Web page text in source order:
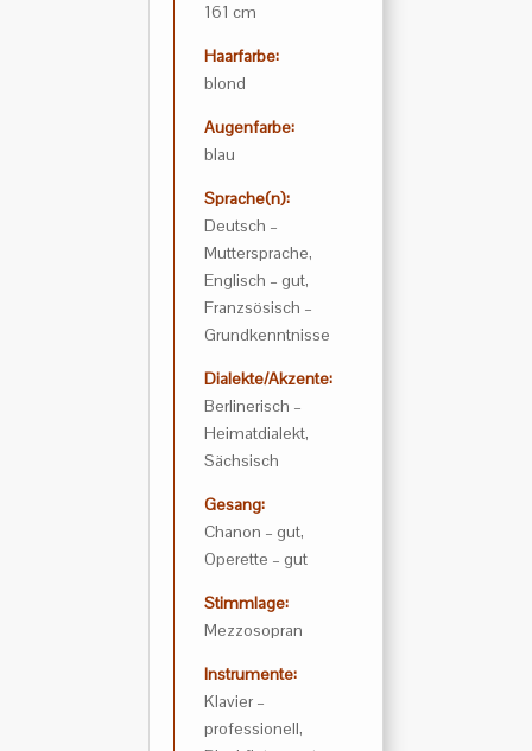
161 cm
Haarfarbe:
blond
Augenfarbe:
blau
Sprache(n):
Deutsch –
Muttersprache,
Englisch – gut,
Franzsösisch –
Grundkenntnisse
Dialekte/Akzente:
Berlinerisch –
Heimatdialekt,
Sächsisch
Gesang:
Chanon – gut,
Operette – gut
Stimmlage:
Mezzosopran
Instrumente:
Klavier –
professionell,